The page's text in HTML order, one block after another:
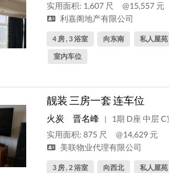
实用面积: 1,607 尺
@15,557 元
利嘉阁地产有限公司
4 房 , 3 浴室 向东南 私人屋苑
室内车位
靓装 三房一套 连车位
火炭 晋名峰 |
1期 D座 中层 C
实用面积: 875 尺
@14,629 元
美联物业代理有限公司
3 房 , 2 浴室 向西北 私人屋苑